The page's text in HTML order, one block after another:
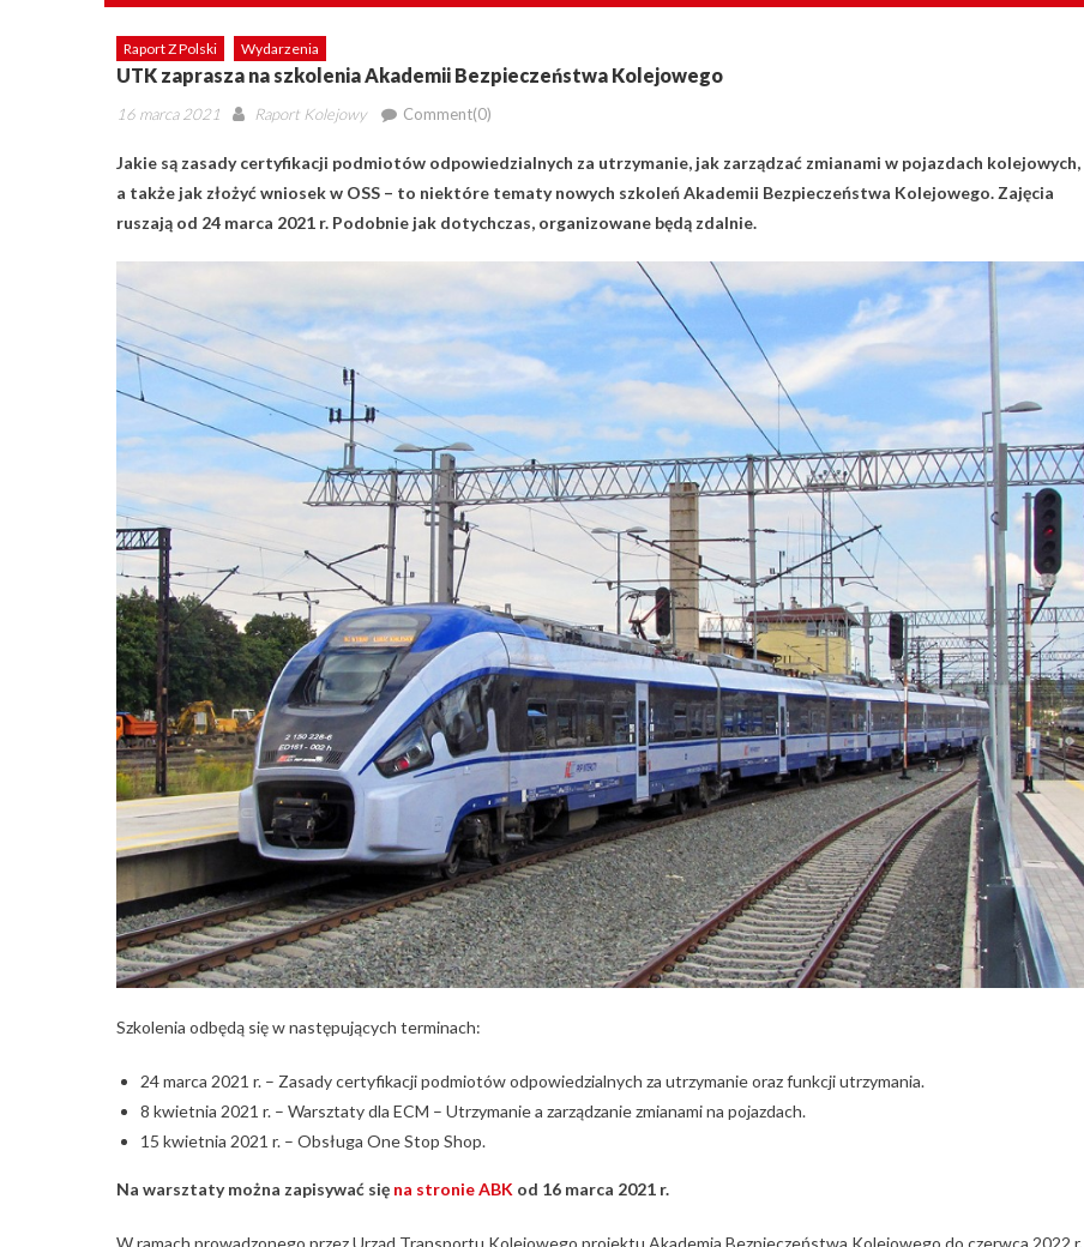
Raport Z Polski Wydarzenia
UTK zaprasza na szkolenia Akademii Bezpieczeństwa Kolejowego
Posted
16 marca 2021 Author
Raport Kolejowy Comment(0)
Jakie są zasady certyfikacji podmiotów odpowiedzialnych za utrzymanie, jak zarządzać zmianami w pojazdach kolejowych,
a także jak złożyć wniosek w OSS – to niektóre tematy nowych szkoleń Akademii Bezpieczeństwa Kolejowego. Zajęcia
ruszają od 24 marca 2021 r. Podobnie jak dotychczas, organizowane będą zdalnie.
Szkolenia odbędą się w następujących terminach:
24 marca 2021 r. – Zasady certyfikacji podmiotów odpowiedzialnych za utrzymanie oraz funkcji utrzymania.
8 kwietnia 2021 r. – Warsztaty dla ECM – Utrzymanie a zarządzanie zmianami na pojazdach.
15 kwietnia 2021 r. – Obsługa One Stop Shop.
Na warsztaty można zapisywać się na stronie ABK od 16 marca 2021 r.